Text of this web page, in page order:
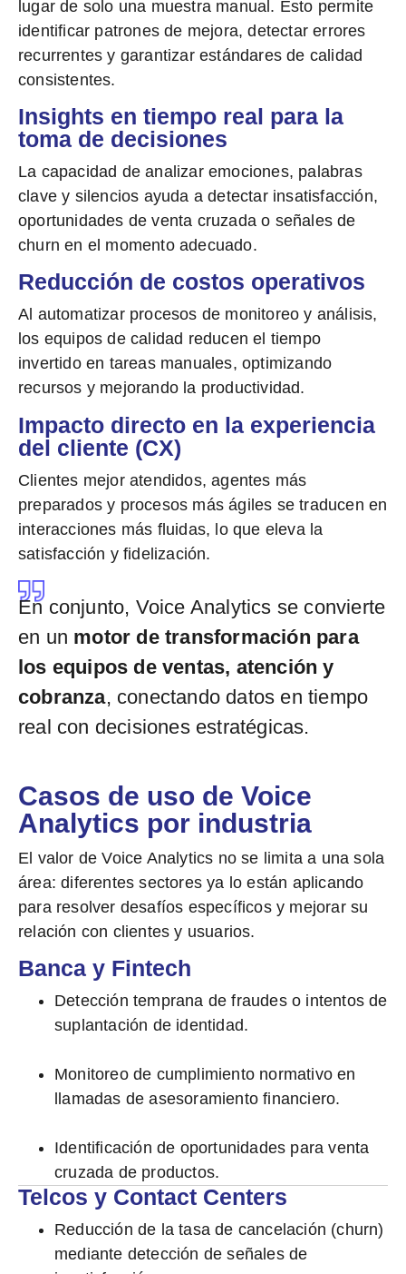
lugar de solo una muestra manual. Esto permite
identificar patrones de mejora, detectar errores
recurrentes y garantizar estándares de calidad
consistentes.
Insights en tiempo real para la
toma de decisiones
La capacidad de analizar emociones, palabras
clave y silencios ayuda a detectar insatisfacción,
oportunidades de venta cruzada o señales de
churn en el momento adecuado.
Reducción de costos operativos
Al automatizar procesos de monitoreo y análisis,
los equipos de calidad reducen el tiempo
invertido en tareas manuales, optimizando
recursos y mejorando la productividad.
Impacto directo en la experiencia
del cliente (CX)
Clientes mejor atendidos, agentes más
preparados y procesos más ágiles se traducen en
interacciones más fluidas, lo que eleva la
satisfacción y fidelización.
En conjunto, Voice Analytics se convierte
en un motor de transformación para
los equipos de ventas, atención y
cobranza, conectando datos en tiempo
real con decisiones estratégicas.
Casos de uso de Voice
Analytics por industria
El valor de Voice Analytics no se limita a una sola
área: diferentes sectores ya lo están aplicando
para resolver desafíos específicos y mejorar su
relación con clientes y usuarios.
Banca y Fintech
Detección temprana de fraudes o intentos de
suplantación de identidad.
Monitoreo de cumplimiento normativo en
llamadas de asesoramiento financiero.
Identificación de oportunidades para venta
cruzada de productos.
Telcos y Contact Centers
Reducción de la tasa de cancelación (churn)
mediante detección de señales de